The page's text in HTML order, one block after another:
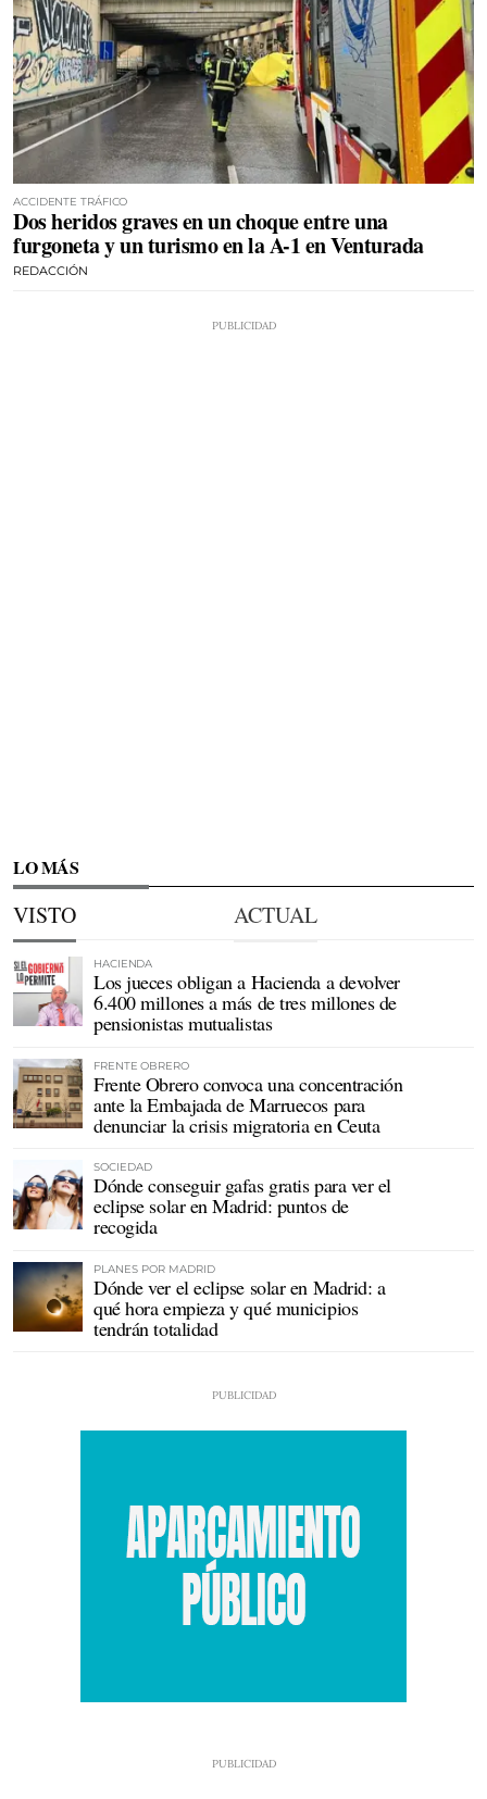
ACCIDENTE TRÁFICO
Dos heridos graves en un choque entre una
furgoneta y un turismo en la A-1 en Venturada
REDACCIÓN
LO MÁS
VISTO ACTUAL
HACIENDA
Los jueces obligan a Hacienda a devolver
6.400 millones a más de tres millones de
pensionistas mutualistas
FRENTE OBRERO
Frente Obrero convoca una concentración
ante la Embajada de Marruecos para
denunciar la crisis migratoria en Ceuta
SOCIEDAD
Dónde conseguir gafas gratis para ver el
eclipse solar en Madrid: puntos de
recogida
PLANES POR MADRID
Dónde ver el eclipse solar en Madrid: a
qué hora empieza y qué municipios
tendrán totalidad